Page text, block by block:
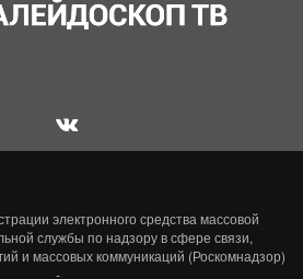
электронного средства массовой
службы по надзору в сфере связи,
и массовых коммуникаций (Роскомнадзор)
-